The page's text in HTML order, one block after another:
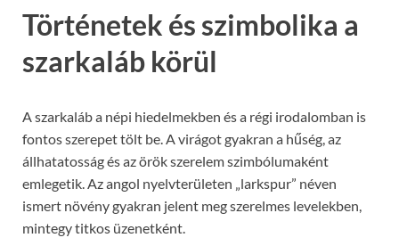
Történetek és szimbolika a
szarkaláb körül
A szarkaláb a népi hiedelmekben és a régi irodalomban is
fontos szerepet tölt be. A virágot gyakran a hűség, az
állhatatosság és az örök szerelem szimbólumaként
emlegetik. Az angol nyelvterületen „larkspur” néven
ismert növény gyakran jelent meg szerelmes levelekben,
mintegy titkos üzenetként.